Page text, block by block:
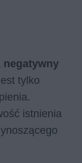
negatywny
tylko
istnienia